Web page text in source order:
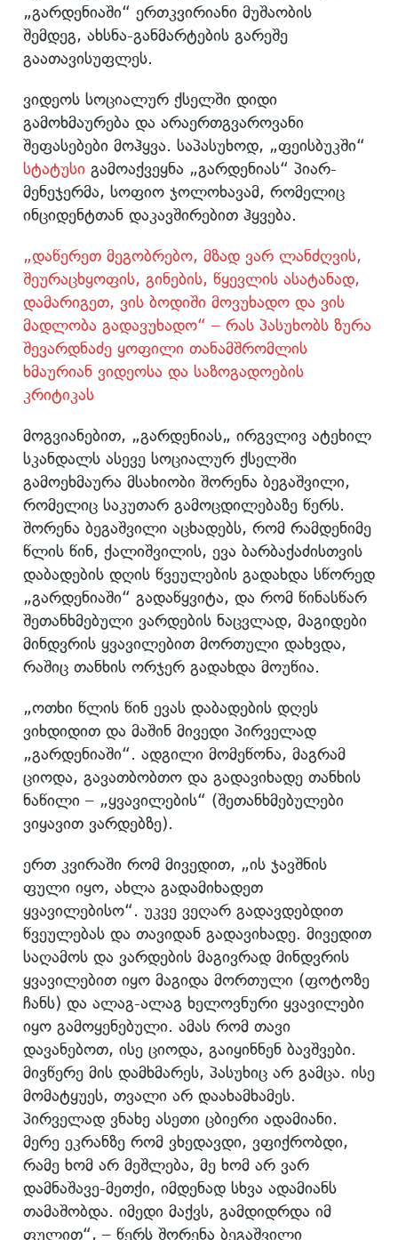
„გარდენიაში“ ერთკვირიანი მუშაობის
შემდეგ, ახსნა-განმარტების გარეშე
გაათავისუფლეს.
ვიდეოს სოციალურ ქსელში დიდი
გამოხმაურება და არაერთგვაროვანი
შეფასებები მოჰყვა. საპასუხოდ, „ფეისბუკში“
სტატუსი გამოაქვეყნა „გარდენიას“ პიარ-
მენეჯერმა, სოფიო ჯოლოხავამ, რომელიც
ინციდენტთან დაკავშირებით ჰყვება.
„დაწერეთ მეგობრებო, მზად ვარ ლანძღვის,
შეურაცხყოფის, გინების, წყევლის ასატანად,
დამარიგეთ, ვის ბოდიში მოვუხადო და ვის
მადლობა გადავუხადო“ – რას პასუხობს ზურა
შევარდნაძე ყოფილი თანამშრომლის
ხმაურიან ვიდეოსა და საზოგადოების
კრიტიკას
მოგვიანებით, „გარდენიას„ ირგვლივ ატეხილ
სკანდალს ასევე სოციალურ ქსელში
გამოეხმაურა მსახიობი შორენა ბეგაშვილი,
რომელიც საკუთარ გამოცდილებაზე წერს.
შორენა ბეგაშვილი აცხადებს, რომ რამდენიმე
წლის წინ, ქალიშვილის, ევა ბარბაქაძისთვის
დაბადების დღის წვეულების გადახდა სწორედ
„გარდენიაში“ გადაწყვიტა, და რომ წინასწარ
შეთანხმებული ვარდების ნაცვლად, მაგიდები
მინდვრის ყვავილებით მორთული დახვდა,
რაშიც თანხის ორჯერ გადახდა მოუწია.
„ოთხი წლის წინ ევას დაბადების დღეს
ვიხდიდით და მაშინ მივედი პირველად
„გარდენიაში“. ადგილი მომეწონა, მაგრამ
ციოდა, გავათბობთო და გადავიხადე თანხის
ნაწილი – „ყვავილების“ (შეთანხმებულები
ვიყავით ვარდებზე).
ერთ კვირაში რომ მივედით, „ის ჯავშნის
ფული იყო, ახლა გადამიხადეთ
ყვავილებისო“. უკვე ვეღარ გადავდებდით
წვეულებას და თავიდან გადავიხადე. მივედით
საღამოს და ვარდების მაგივრად მინდვრის
ყვავილებით იყო მაგიდა მორთული (ფოტოზე
ჩანს) და ალაგ-ალაგ ხელოვნური ყვავილები
იყო გამოყენებული. ამას რომ თავი
დავანებოთ, ისე ციოდა, გაიყინნენ ბავშვები.
მივწერე მის დამხმარეს, პასუხიც არ გამცა. ისე
მომატყუეს, თვალი არ დაახამხამეს.
პირველად ვნახე ასეთი ცბიერი ადამიანი.
მერე ეკრანზე რომ ვხედავდი, ვფიქრობდი,
რამე ხომ არ მეშლება, მე ხომ არ ვარ
დამნაშავე-მეთქი, იმდენად სხვა ადამიანს
თამაშობდა. იმედი მაქვს, გამდიდრდა იმ
ფულით“, – წერს შორენა ბეგაშვილი